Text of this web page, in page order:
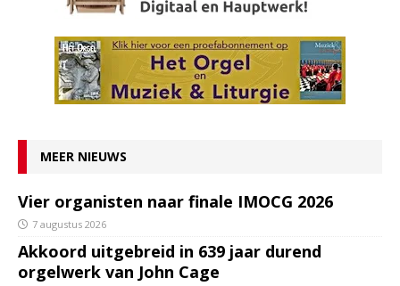
MEER NIEUWS
Vier organisten naar finale IMOCG 2026
7 augustus 2026
Akkoord uitgebreid in 639 jaar durend
orgelwerk van John Cage